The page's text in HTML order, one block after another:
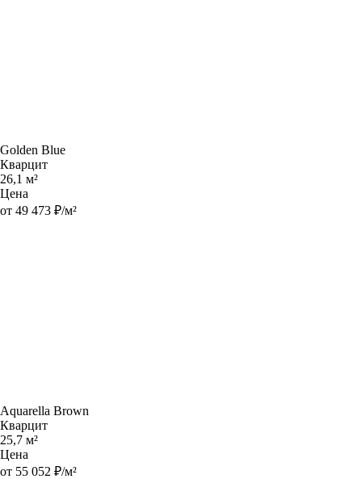
Golden Blue
Кварцит
26,1 м²
Цена
от 49 473 ₽/м²
Aquarella Brown
Кварцит
25,7 м²
Цена
от 55 052 ₽/м²